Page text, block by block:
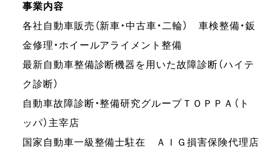
事業内容
各社自動車販売（新車・中古車・二輪） 車検整備・鈑
金修理・ホイールアライメント整備
最新自動車整備診断機器を用いた故障診断（ハイテ
ク診断）
自動車故障診断・整備研究グループＴＯＰＰＡ（ト
ッパ）主宰店
国家自動車一級整備士駐在 ＡＩＧ損害保険代理店